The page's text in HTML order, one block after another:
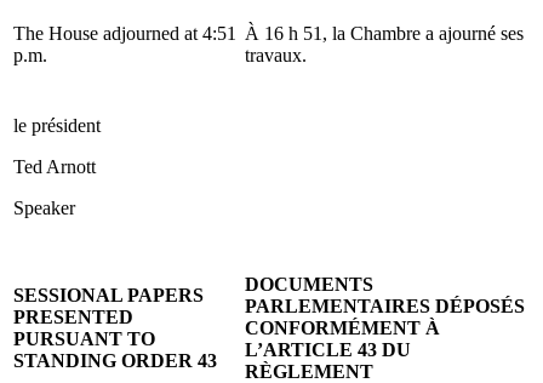
The House adjourned at 4:51
p.m.
À 16 h 51, la Chambre a ajourné ses
travaux.
le président
Ted Arnott
Speaker
SESSIONAL PAPERS
PRESENTED
PURSUANT TO
STANDING ORDER 43
DOCUMENTS
PARLEMENTAIRES DÉPOSÉS
CONFORMÉMENT À
L’ARTICLE 43 DU
RÈGLEMENT